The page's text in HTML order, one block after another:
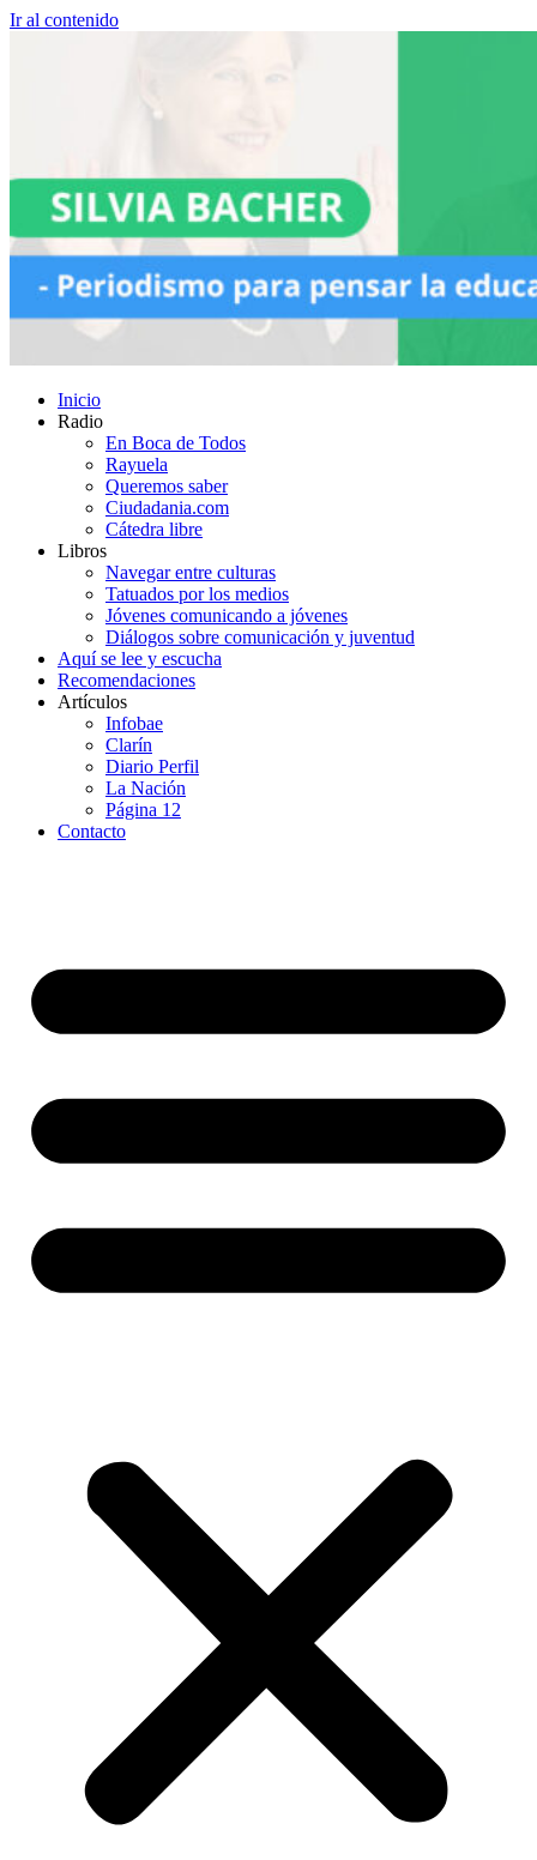
Ir al contenido
Inicio
Radio
En Boca de Todos
Rayuela
Queremos saber
Ciudadania.com
Cátedra libre
Libros
Navegar entre culturas
Tatuados por los medios
Jóvenes comunicando a jóvenes
Diálogos sobre comunicación y juventud
Aquí se lee y escucha
Recomendaciones
Artículos
Infobae
Clarín
Diario Perfil
La Nación
Página 12
Contacto